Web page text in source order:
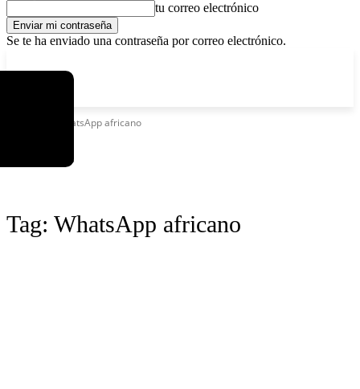
tu correo electrónico
Se te ha enviado una contraseña por correo electrónico.
WhatsApp africano
Tag: WhatsApp africano